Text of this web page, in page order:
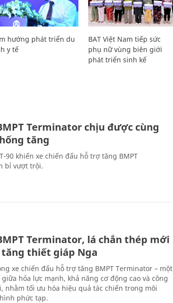
hướng phát triển du
y tế
BAT Việt Nam tiếp sức
phụ nữ vùng biên giới
phát triển sinh kế
Terminator chịu được cùng
tăng
90 khiến xe chiến đấu hỗ trợ tăng BMPT
bỉ vượt trội.
Terminator, lá chắn thép mới
thiết giáp Nga
xe chiến đấu hỗ trợ tăng BMPT Terminator – một
hỏa lực mạnh, khả năng cơ động cao và công
nhằm tối ưu hóa hiệu quả tác chiến trong môi
phức tạp.